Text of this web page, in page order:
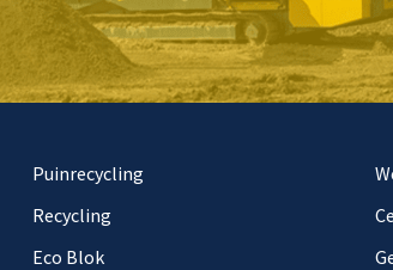
Puinrecycling
Recycling
Eco Blok